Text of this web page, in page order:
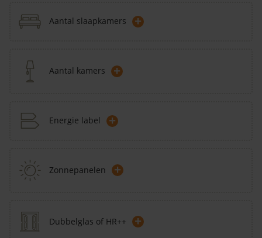
Aantal slaapkamers +
Aantal kamers +
Energie label +
Zonnepanelen +
Dubbelglas of HR++ +